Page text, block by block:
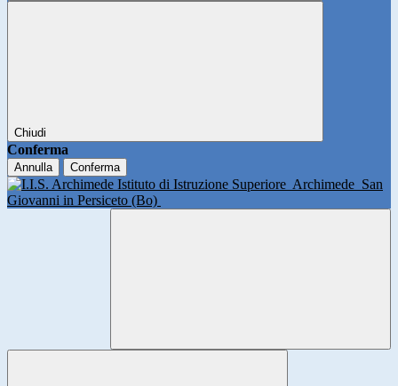
Chiudi
Conferma
Annulla Conferma
Istituto di Istruzione Superiore Archimede San
Giovanni in Persiceto (Bo)